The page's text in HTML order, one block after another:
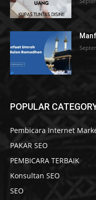
POPULAR
Pembicara Internet
PAKAR SEO
PEMBICARA TERBAIK
Konsultan SEO
SEO